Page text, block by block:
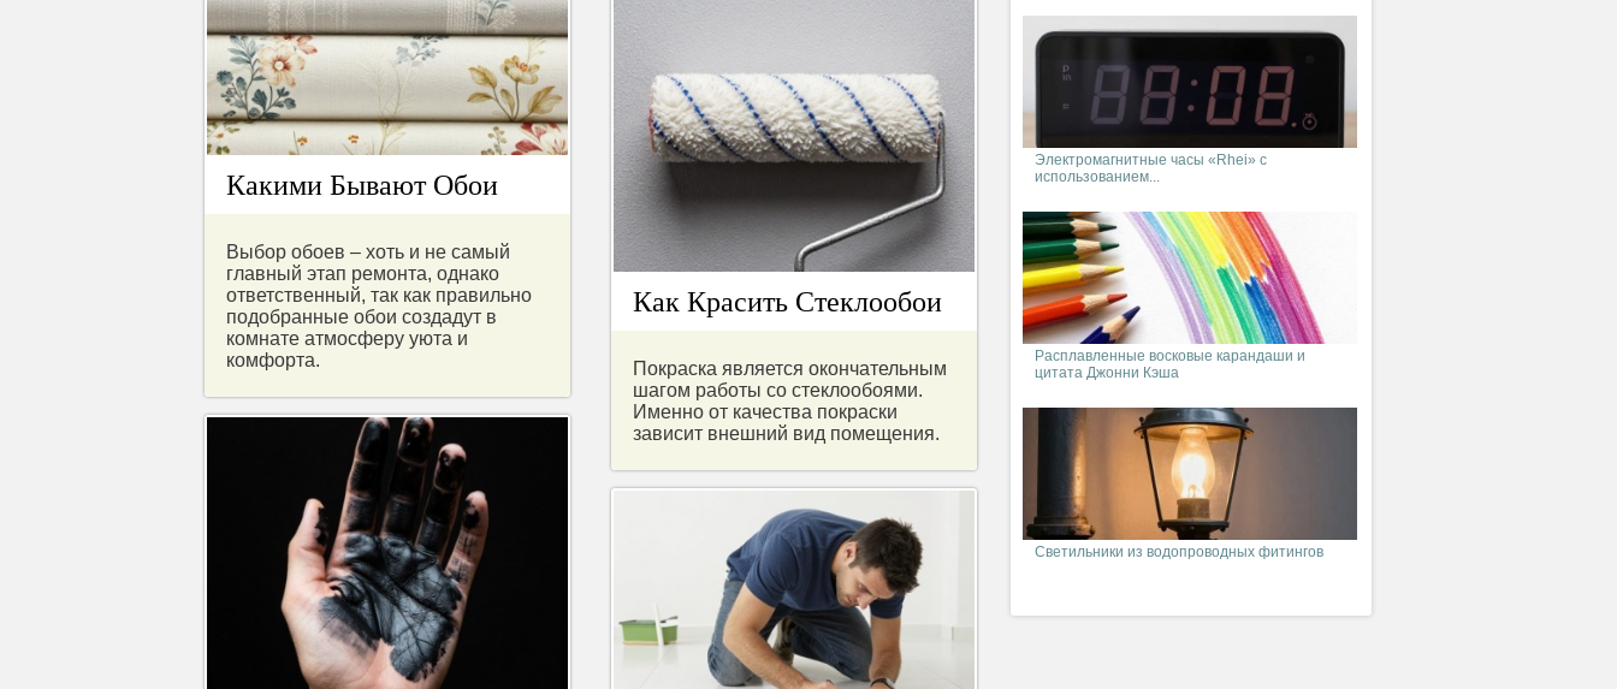
Какими Бывают Обои
Выбор обоев – хоть и не самый
главный этап ремонта, однако
ответственный, так как правильно
подобранные обои создадут в
комнате атмосферу уюта и
комфорта.
Как Красить Стеклообои
Покраска является окончательным
шагом работы со стеклообоями.
Именно от качества покраски
зависит внешний вид помещения.
Электромагнитные часы «Rhei» с
использованием...
Расплавленные восковые карандаши и
цитата Джонни Кэша
Светильники из водопроводных фитингов